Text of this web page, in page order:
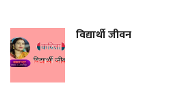
विद्यार्थी जीवन